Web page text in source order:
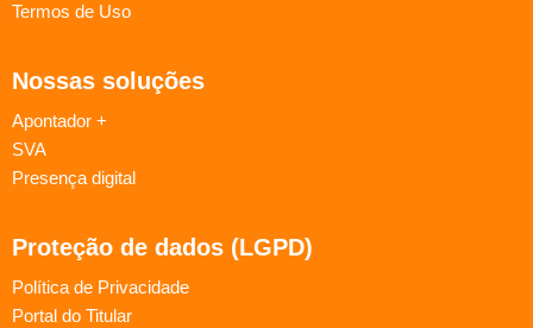
Termos de Uso
Nossas soluções
Apontador +
SVA
Presença digital
Proteção de dados (LGPD)
Política de Privacidade
Portal do Titular